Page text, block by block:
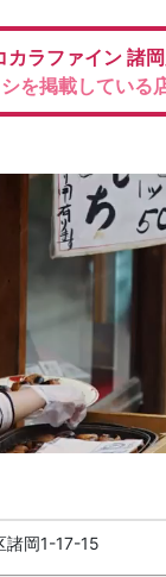
カラファイン 諸
を掲載している
諸岡1-17-15